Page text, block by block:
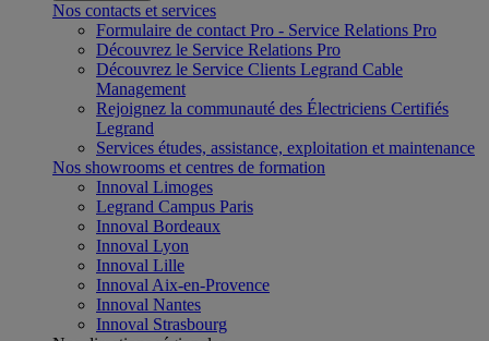
Nos contacts et services
Formulaire de contact Pro - Service Relations Pro
Découvrez le Service Relations Pro
Découvrez le Service Clients Legrand Cable
Management
Rejoignez la communauté des Électriciens Certifiés
Legrand
Services études, assistance, exploitation et maintenance
Nos showrooms et centres de formation
Innoval Limoges
Legrand Campus Paris
Innoval Bordeaux
Innoval Lyon
Innoval Lille
Innoval Aix-en-Provence
Innoval Nantes
Innoval Strasbourg